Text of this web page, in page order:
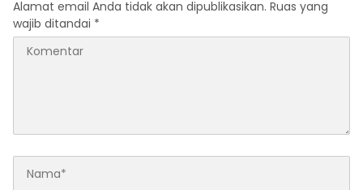
Alamat email Anda tidak akan dipublikasikan. Ruas yang
wajib ditandai *